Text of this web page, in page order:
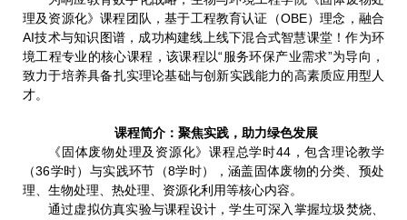
理及资源化》课程团队，基于工程教育认证（OBE）理念，融合
AI技术与知识图谱，成功构建线上线下混合式智慧课堂！作为环
境工程专业的核心课程，该课程以“服务环保产业需求”为导向，
致力于培养具备扎实理论基础与创新实践能力的高素质应用型人
才。
课程简介：聚焦实践，助力绿色发展
《固体废物处理及资源化》课程总学时44，包含理论教学
（36学时）与实践环节（8学时），涵盖固体废物的分类、预处
理、生物处理、热处理、资源化利用等核心内容。
通过虚拟仿真实验与课程设计，学生可深入掌握垃圾焚烧、